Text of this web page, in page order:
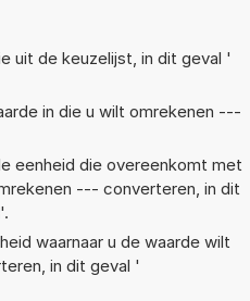
uit de keuzelijst, in dit geval '
in die u wilt omrekenen ---
eenheid die overeenkomt met
--- converteren, in dit
'.
waarnaar u de waarde wilt
in dit geval '